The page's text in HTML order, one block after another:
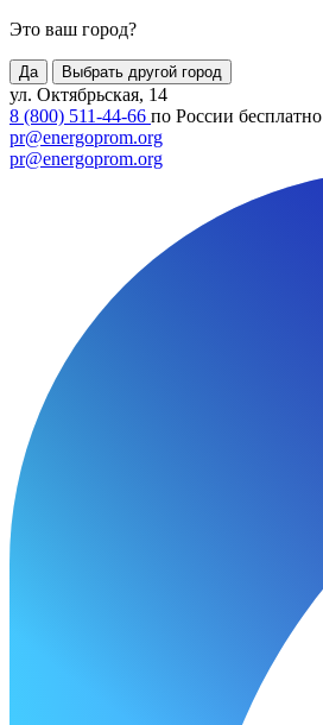
Это ваш город?
Да Выбрать другой город
ул. Октябрьская, 14
8 (800) 511-44-66 по России бесплатно
pr@energoprom.org
pr@energoprom.org